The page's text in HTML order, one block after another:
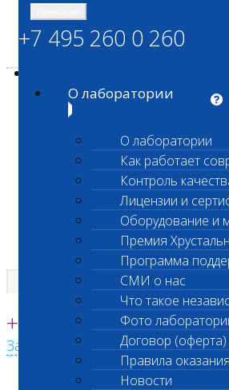
ШАНС
Независимая
Единая круглосуточная справочная
+7 495 260 0 260
Заказать звонок с сайта
+7 495 260 0 260
О лаборатории
О лаборатории
Как работает
Контроль
Лицензии и
Оборудование и
Премия
Программа
СМИ о нас
Что такое
Фото
Договор (оферта)
Правила
Новости
Главная страница